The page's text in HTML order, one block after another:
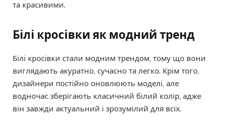
та красивими.
Білі кросівки як модний тренд
Білі кросівки стали модним трендом, тому що вони
виглядають акуратно, сучасно та легко. Крім того,
дизайнери постійно оновлюють моделі, але
водночас зберігають класичний білий колір, адже
він завжди актуальний і зрозумілий для всіх.